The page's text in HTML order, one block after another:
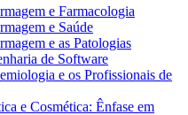
e Farmacologia
e Saúde
e as Patologias
de Software
e os Profissionais de
e Cosmética: Ênfase em